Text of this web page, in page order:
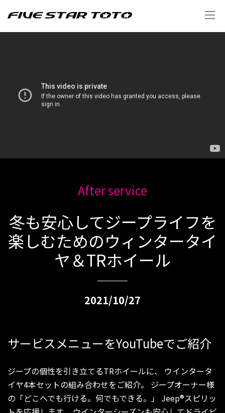
After service
冬も安心してジープライフを
楽しむためのウィンタータイ
ヤ＆TRホイール
2021/10/27
サービスメニューをYouTubeでご紹介
ジープの個性を引き⽴てるTRホイールに、 ウインタータ
イヤ4本セットの組み合わせをご紹介。 ジープオーナー様
の「どこへでも行ける。何でもできる。」 Jeep®スピリッ